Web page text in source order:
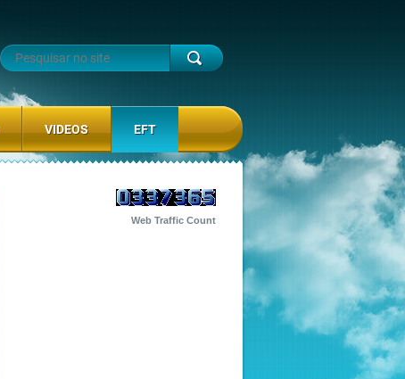
Web Traffic Count
VIDEOS EFT